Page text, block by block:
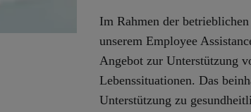
Im Rahmen der
unserem Employee
Angebot zur Unterstützung
Lebenssituationen. Das
Unterstützung zu